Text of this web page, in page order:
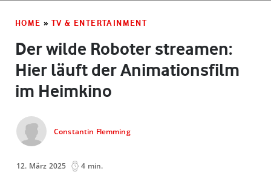
HOME » TV & ENTERTAINMENT
Der wilde Roboter streamen:
Hier läuft der Animationsfilm
im Heimkino
Constantin Flemming
12. März 2025 4 min.